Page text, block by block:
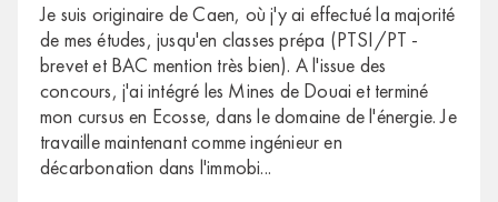
Je suis originaire de Caen, où j'y ai effectué la majorité
de mes études, jusqu'en classes prépa (PTSI/PT -
brevet et BAC mention très bien). A l'issue des
concours, j'ai intégré les Mines de Douai et terminé
mon cursus en Ecosse, dans le domaine de l'énergie. Je
travaille maintenant comme ingénieur en
décarbonation dans l'immobi...